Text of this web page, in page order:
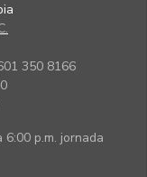
350 8166
6:00 p.m. jornada